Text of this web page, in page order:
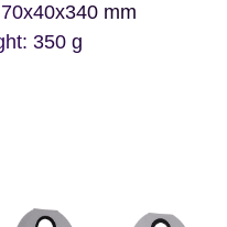
mm
350 g